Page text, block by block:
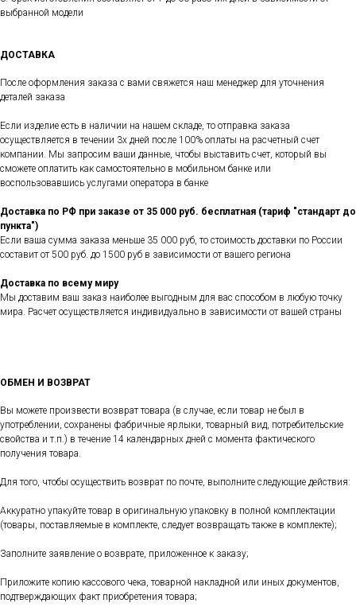
выбранной модели
ДОСТАВКА
После оформления заказа с вами свяжется наш менеджер для уточнения
деталей заказа
Если изделие есть в наличии на нашем складе, то отправка заказа
осуществляется в течении 3х дней после 100% оплаты на расчетный счет
компании. Мы запросим ваши данные, чтобы выставить счет, который вы
сможете оплатить как самостоятельно в мобильном банке или
воспользовавшись услугами оператора в банке
Доставка по РФ при заказе от 35 000 руб. бесплатная (тариф "стандарт до
пункта")
Если ваша сумма заказа меньше 35 000 руб, то стоимость доставки по России
составит от 500 руб. до 1500 руб в зависимости от вашего региона
Доставка по всему миру
Мы доставим ваш заказ наиболее выгодным для вас способом в любую точку
мира. Расчет осуществляется индивидуально в зависимости от вашей страны
ОБМЕН И ВОЗВРАТ
Вы можете произвести возврат товара (в случае, если товар не был в
употреблении, сохранены фабричные ярлыки, товарный вид, потребительские
свойства и т.п.) в течение 14 календарных дней с момента фактического
получения товара.
Для того, чтобы осуществить возврат по почте, выполните следующие действия:
Аккуратно упакуйте товар в оригинальную упаковку в полной комплектации
(товары, поставляемые в комплекте, следует возвращать также в комплекте);
Заполните заявление о возврате, приложенное к заказу;
Приложите копию кассового чека, товарной накладной или иных документов,
подтверждающих факт приобретения товара;